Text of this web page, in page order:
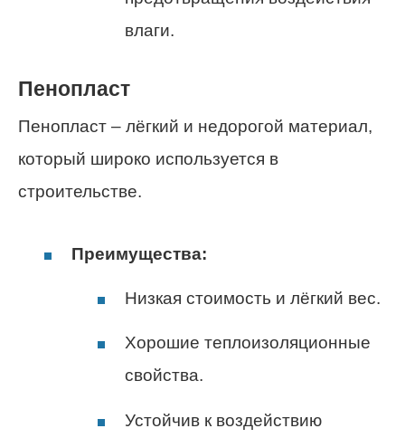
влаги.
Пенопласт
Пенопласт – лёгкий и недорогой материал,
который широко используется в
строительстве.
Преимущества:
Низкая стоимость и лёгкий вес.
Хорошие теплоизоляционные
свойства.
Устойчив к воздействию